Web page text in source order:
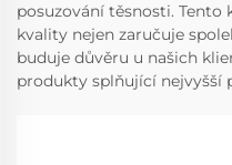
posuzování těsnosti.
kvality nejen zaručuje
buduje důvěru u našich
produkty splňující nejvyšší